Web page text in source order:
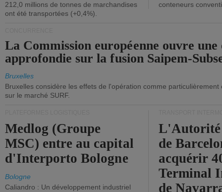
212,0 millions de tonnes de marchandises
ont été transportées (+0,4%).
conteneurs
La Commission européenne ouvre une
approfondie sur la fusion Saipem-
Bruxelles
Bruxelles considère les effets de l'opération comme
sur le marché SURF.
Medlog (Groupe
MSC) entre au capital
d'Interporto Bologne
Bologne
Caliandro : Un développement industriel
de
acquérir
Terminal
de